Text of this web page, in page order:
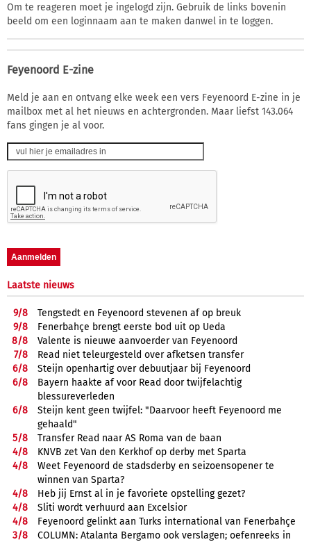
Om te reageren moet je ingelogd zijn. Gebruik de links bovenin
beeld om een loginnaam aan te maken danwel in te loggen.
Feyenoord E-zine
Meld je aan en ontvang elke week een vers Feyenoord E-zine in je
mailbox met al het nieuws en achtergronden. Maar liefst 143.064
fans gingen je al voor.
Laatste nieuws
9/8
Tengstedt en Feyenoord stevenen af op breuk
9/8
Fenerbahçe brengt eerste bod uit op Ueda
8/8
Valente is nieuwe aanvoerder van Feyenoord
7/8
Read niet teleurgesteld over afketsen transfer
6/8
Steijn openhartig over debuutjaar bij Feyenoord
6/8
Bayern haakte af voor Read door twijfelachtig
blessureverleden
6/8
Steijn kent geen twijfel: "Daarvoor heeft Feyenoord me
gehaald"
5/8
Transfer Read naar AS Roma van de baan
4/8
KNVB zet Van den Kerkhof op derby met Sparta
4/8
Weet Feyenoord de stadsderby en seizoensopener te
winnen van Sparta?
4/8
Heb jij Ernst al in je favoriete opstelling gezet?
4/8
Sliti wordt verhuurd aan Excelsior
4/8
Feyenoord gelinkt aan Turks international van Fenerbahçe
3/8
COLUMN: Atalanta Bergamo ook verslagen; oefenreeks in